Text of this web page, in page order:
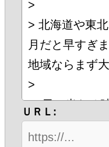
ＵＲＬ: